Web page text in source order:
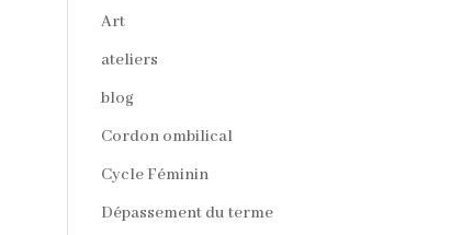
Art
ateliers
blog
Cordon ombilical
Cycle Féminin
Dépassement du terme